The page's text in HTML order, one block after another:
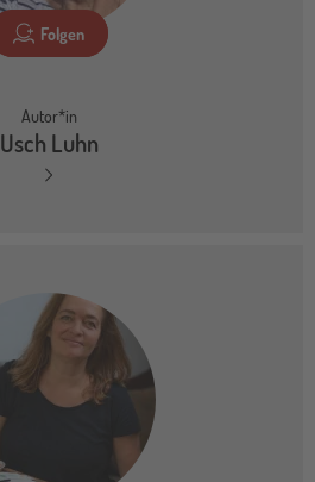
Folgen
Autor*in
Usch Luhn